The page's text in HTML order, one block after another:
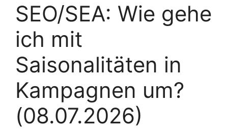
SEO/SEA: Wie gehe
ich mit
Saisonalitäten in
Kampagnen um?
(08.07.2026)